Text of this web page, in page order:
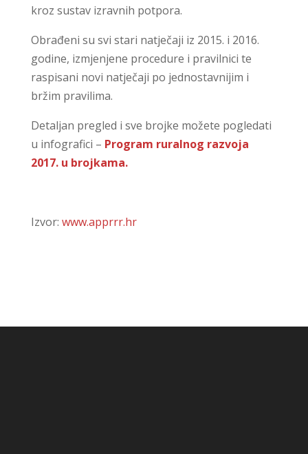
kroz sustav izravnih potpora.
Obrađeni su svi stari natječaji iz 2015. i 2016.
godine, izmjenjene procedure i pravilnici te
raspisani novi natječaji po jednostavnijim i
bržim pravilima.
Detaljan pregled i sve brojke možete pogledati
u infografici – Program ruralnog razvoja
2017. u brojkama.
Izvor: www.apprrr.hr